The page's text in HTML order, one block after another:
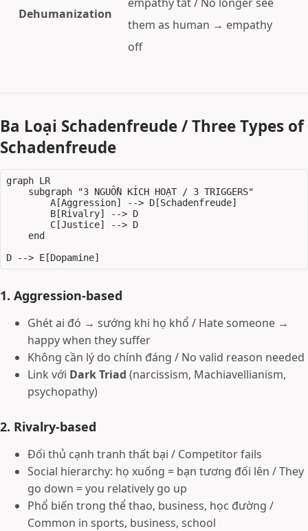
Dehumanization
them as human → empathy
off
Ba Loại Schadenfreude / Three Types of
Schadenfreude
graph LR
    subgraph "3 NGUỒN KÍCH HOẠT / 3 TRIGGERS"
        A[Aggression] --> D[Schadenfreude]
        B[Rivalry] --> D
        C[Justice] --> D
    end
1. Aggression-based
Ghét ai đó → sướng khi họ khổ / Hate someone →
happy when they suffer
Không cần lý do chính đáng / No valid reason needed
Link với Dark Triad (narcissism, Machiavellianism,
psychopathy)
2. Rivalry-based
Đối thủ cạnh tranh thất bại / Competitor fails
Social hierarchy: họ xuống = bạn tương đối lên / They
go down = you relatively go up
Phổ biến trong thể thao, business, học đường /
Common in sports, business, school